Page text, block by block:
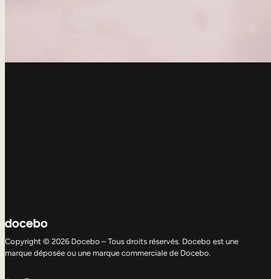
Copyright © 2026 Docebo – Tous droits réservés. Docebo est une
marque déposée ou une marque commerciale de Docebo.